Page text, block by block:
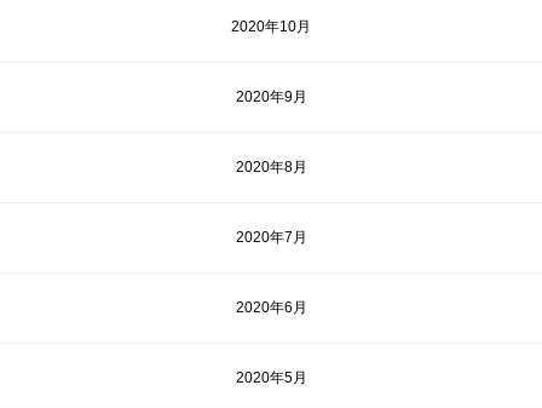
2020年10月
2020年9月
2020年8月
2020年7月
2020年6月
2020年5月